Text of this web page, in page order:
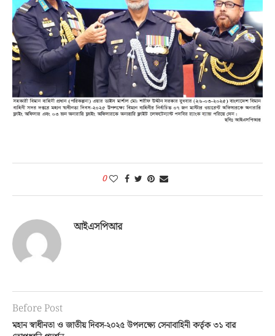
0
আইএসপিআর
Before Post
মহান স্বাধীনতা ও জাতীয় দিবস-২০২৫ উপলক্ষ্যে সেনাবাহিনী কর্তৃক ৩১ বার